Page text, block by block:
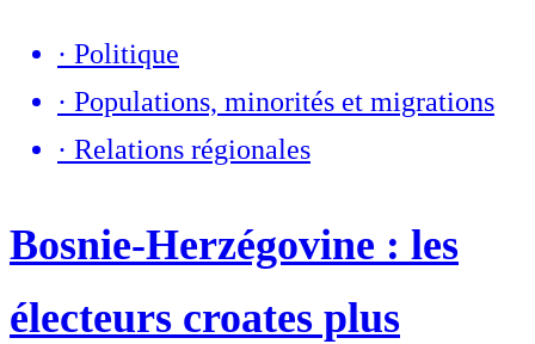
· Politique
· Populations, minorités et migrations
· Relations régionales
Bosnie-Herzégovine : les
électeurs croates plus